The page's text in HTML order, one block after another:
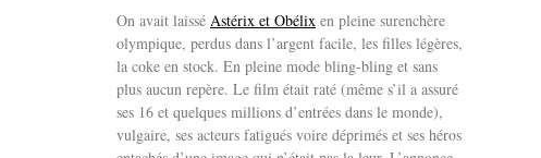
On avait laissé Astérix et Obélix en pleine surenchère
olympique, perdus dans l’argent facile, les filles légères,
la coke en stock. En pleine mode bling-bling et sans
plus aucun repère. Le film était raté (même s’il a assuré
ses 16 et quelques millions d’entrées dans le monde),
vulgaire, ses acteurs fatigués voire déprimés et ses héros